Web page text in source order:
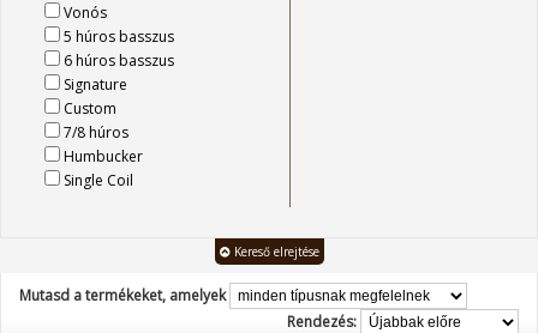
Vonós
5 húros basszus
6 húros basszus
Signature
Custom
7/8 húros
Humbucker
Single Coil
Kereső elrejtése
Mutasd a termékeket, amelyek
Rendezés: